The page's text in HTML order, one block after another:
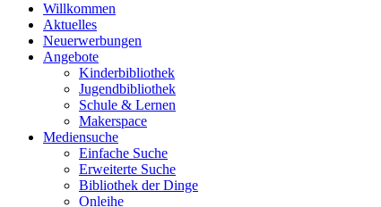
Willkommen
Aktuelles
Neuerwerbungen
Angebote
Kinderbibliothek
Jugendbibliothek
Schule & Lernen
Makerspace
Mediensuche
Einfache Suche
Erweiterte Suche
Bibliothek der Dinge
Onleihe